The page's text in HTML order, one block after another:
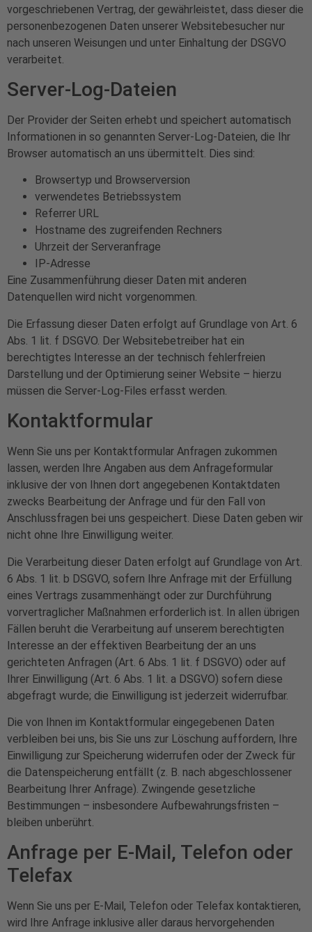
vorgeschriebenen Vertrag, der gewährleistet, dass dieser die
personenbezogenen Daten unserer Websitebesucher nur
nach unseren Weisungen und unter Einhaltung der DSGVO
verarbeitet.
Server-Log-Dateien
Der Provider der Seiten erhebt und speichert automatisch
Informationen in so genannten Server-Log-Dateien, die Ihr
Browser automatisch an uns übermittelt. Dies sind:
Browsertyp und Browserversion
verwendetes Betriebssystem
Referrer URL
Hostname des zugreifenden Rechners
Uhrzeit der Serveranfrage
IP-Adresse
Eine Zusammenführung dieser Daten mit anderen
Datenquellen wird nicht vorgenommen.
Die Erfassung dieser Daten erfolgt auf Grundlage von Art. 6
Abs. 1 lit. f DSGVO. Der Websitebetreiber hat ein
berechtigtes Interesse an der technisch fehlerfreien
Darstellung und der Optimierung seiner Website – hierzu
müssen die Server-Log-Files erfasst werden.
Kontaktformular
Wenn Sie uns per Kontaktformular Anfragen zukommen
lassen, werden Ihre Angaben aus dem Anfrageformular
inklusive der von Ihnen dort angegebenen Kontaktdaten
zwecks Bearbeitung der Anfrage und für den Fall von
Anschlussfragen bei uns gespeichert. Diese Daten geben wir
nicht ohne Ihre Einwilligung weiter.
Die Verarbeitung dieser Daten erfolgt auf Grundlage von Art.
6 Abs. 1 lit. b DSGVO, sofern Ihre Anfrage mit der Erfüllung
eines Vertrags zusammenhängt oder zur Durchführung
vorvertraglicher Maßnahmen erforderlich ist. In allen übrigen
Fällen beruht die Verarbeitung auf unserem berechtigten
Interesse an der effektiven Bearbeitung der an uns
gerichteten Anfragen (Art. 6 Abs. 1 lit. f DSGVO) oder auf
Ihrer Einwilligung (Art. 6 Abs. 1 lit. a DSGVO) sofern diese
abgefragt wurde; die Einwilligung ist jederzeit widerrufbar.
Die von Ihnen im Kontaktformular eingegebenen Daten
verbleiben bei uns, bis Sie uns zur Löschung auffordern, Ihre
Einwilligung zur Speicherung widerrufen oder der Zweck für
die Datenspeicherung entfällt (z. B. nach abgeschlossener
Bearbeitung Ihrer Anfrage). Zwingende gesetzliche
Bestimmungen – insbesondere Aufbewahrungsfristen –
bleiben unberührt.
Anfrage per E-Mail, Telefon oder
Telefax
Wenn Sie uns per E-Mail, Telefon oder Telefax kontaktieren,
wird Ihre Anfrage inklusive aller daraus hervorgehenden